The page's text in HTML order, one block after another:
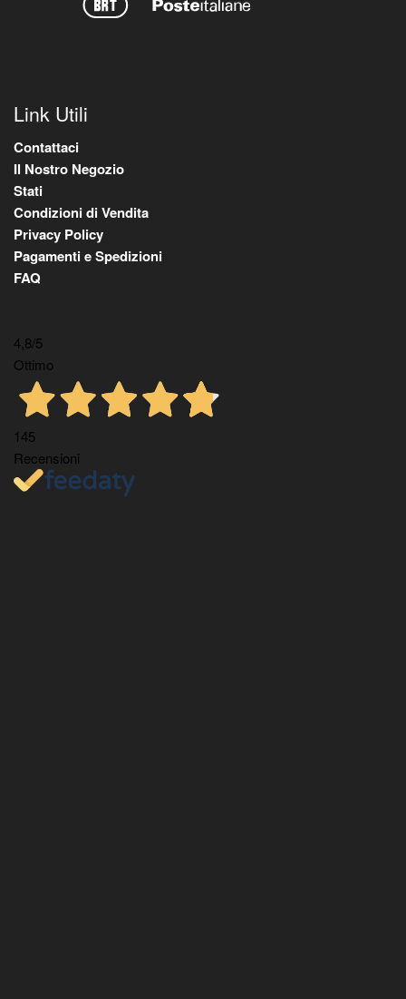
Link Utili
Contattaci
Il Nostro Negozio
Stati
Condizioni di Vendita
Privacy Policy
Pagamenti e Spedizioni
FAQ
4,8/5
Ottimo
145
Recensioni